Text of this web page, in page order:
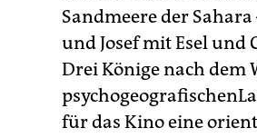
Sandmeere der
und Josef mit Esel und
Drei Könige nach dem
für das Kino eine